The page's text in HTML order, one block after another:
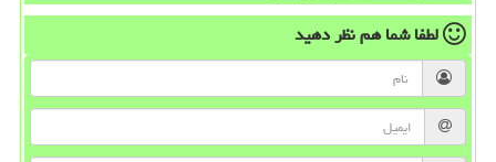
لطفا شما همنظر دهید